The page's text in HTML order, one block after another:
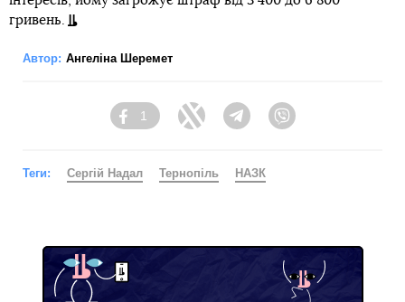
гривень.
Автор: Ангеліна Шеремет
Facebook
1
Twitter TelegramViber
Теги: Сергій Надал Тернопіль НАЗК